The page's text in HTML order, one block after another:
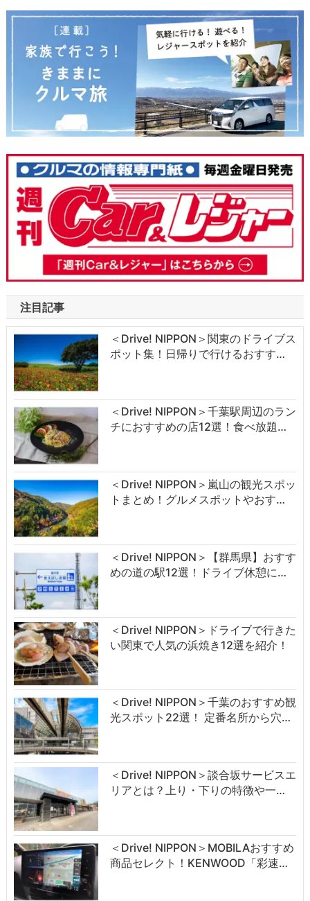
注目記事
＜Drive! NIPPON＞関東のドライブス
ポット集！日帰りで行けるおすす…
＜Drive! NIPPON＞千葉駅周辺のラン
チにおすすめの店12選！食べ放題…
＜Drive! NIPPON＞嵐山の観光スポッ
トまとめ！グルメスポットやおす…
＜Drive! NIPPON＞【群馬県】おすす
めの道の駅12選！ドライブ休憩に…
＜Drive! NIPPON＞ドライブで行きた
い関東で人気の浜焼き12選を紹介！
＜Drive! NIPPON＞千葉のおすすめ観
光スポット22選！ 定番名所から穴…
＜Drive! NIPPON＞談合坂サービスエ
リアとは？上り・下りの特徴や一…
＜Drive! NIPPON＞MOBILAおすすめ
商品セレクト！KENWOOD「彩速…